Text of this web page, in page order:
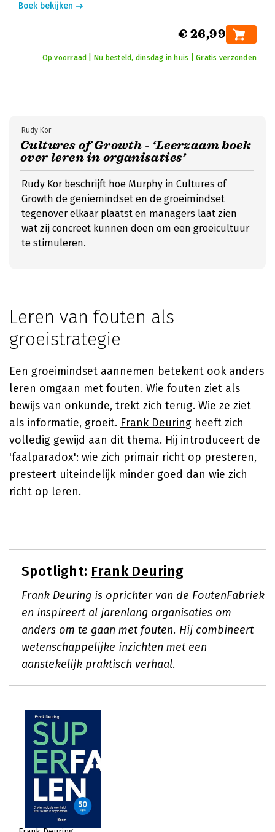
Boek bekijken
€ 26,99
Op voorraad | Nu besteld, dinsdag in huis | Gratis verzonden
Cultures of Growth - ‘Leerzaam boek
over leren in organisaties’
Rudy Kor
Rudy Kor beschrijft hoe Murphy in Cultures of
Growth de geniemindset en de groeimindset
tegenover elkaar plaatst en managers laat zien
wat zij concreet kunnen doen om een groeicultuur
te stimuleren.
Leren van fouten als
groeistrategie
Een groeimindset aannemen betekent ook anders
leren omgaan met fouten. Wie fouten ziet als
bewijs van onkunde, trekt zich terug. Wie ze ziet
als informatie, groeit. Frank Deuring heeft zich
volledig gewijd aan dit thema. Hij introduceert de
'faalparadox': wie zich primair richt op presteren,
presteert uiteindelijk minder goed dan wie zich
richt op leren.
Spotlight: Frank Deuring
Frank Deuring is oprichter van de FoutenFabriek
en inspireert al jarenlang organisaties om
anders om te gaan met fouten. Hij combineert
wetenschappelijke inzichten met een
aanstekelijk praktisch verhaal.